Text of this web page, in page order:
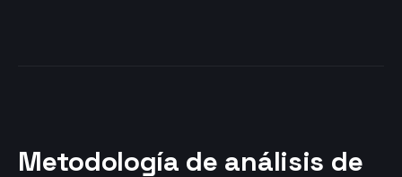
Metodología de análisis de